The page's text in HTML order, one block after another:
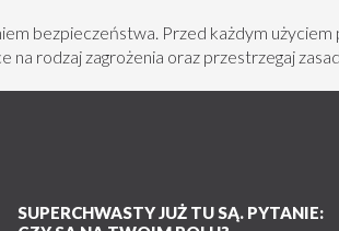
bezpieczeństwa. Przed każdym
rodzaj zagrożenia oraz przestrzegaj
SUPERCHWASTY JUŻ TU SĄ. PYTANIE: